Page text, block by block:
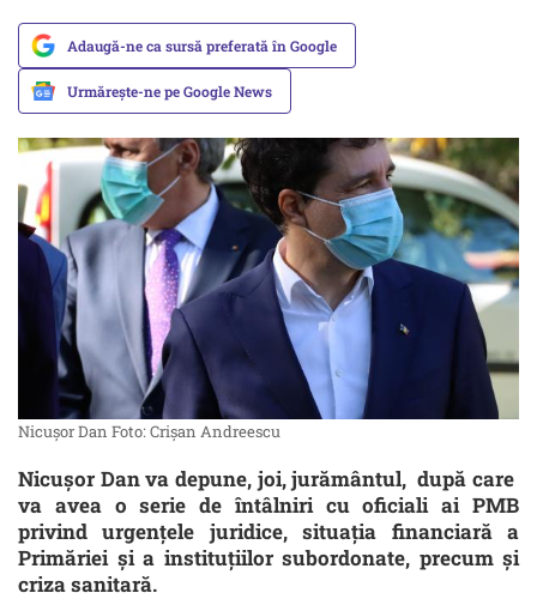
Adaugă-ne ca sursă preferată în Google
Urmărește-ne pe Google News
Nicușor Dan Foto: Crișan Andreescu
Nicuşor Dan va depune, joi, jurământul, după care
va avea o serie de întâlniri cu oficiali ai PMB
privind urgenţele juridice, situaţia financiară a
Primăriei şi a instituţiilor subordonate, precum şi
criza sanitară.